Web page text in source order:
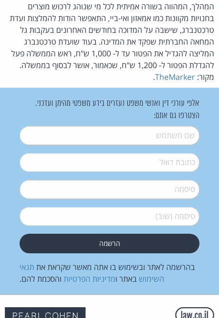
המהלך, המהווה בשורה אמיתית לכל מי שנוהג לרכוש מוצרים
בחנויות מקוונות כמו אמאזון ואי-ביי, התאפשר הודות להמלצות ועדת
טרכטנברג, שישבה על המדוכה בחודשים האחרונים בעקבות גל
המחאה החברתית שפקד את המדינה. בעוד שועדת טרכטנברג
המליצה להגדיל את הפטור עד ל- 1,000 ש"ח, ראש הממשלה פעל
להגדלת הפטור ל- 1,200 ש"ח, שכאמור, אושר לבסוף בממשלה.
מקור: TheMarker
.
אלפי עורכי דין ואנשי משפט נעזרים בידע משפטי מהימן ועדכני.
הצטרפו גם אתם:
שם משתמש*
דואל*
סיסמה*
סיסמה (שוב)*
בהרשמה לאתר ובשימוש בו אתה מאשר שקראת את תנאי
השימוש באתר ומדיניות הפרטיות והסכמת להם.